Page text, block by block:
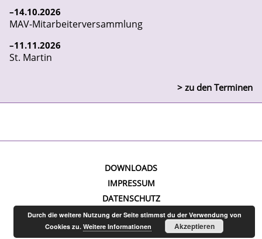
14 10 2026
MAV-Mitarbeiterversammlung
11 11 2026
St. Martin
> zu den Terminen
DOWNLOADS
IMPRESSUM
DATENSCHUTZ
Durch die weitere Nutzung der Seite stimmst du der Verwendung von
Cookies zu.Weitere Informationen Akzeptieren